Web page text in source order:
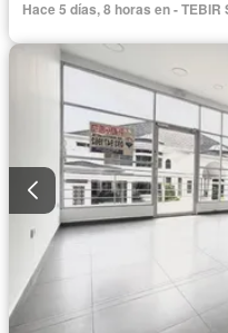
Hace 5 días, 8 horas en - TEBIR